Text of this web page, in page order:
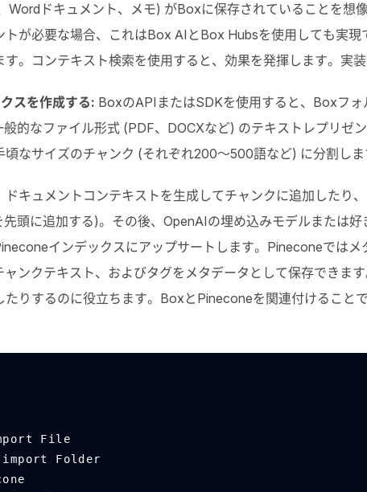
Word ドキュメント、メモ) がBoxに保存されていることを想
トが必要な場合、これはBox AI と Box Hubsを使用しても実現
。コンテキスト検索を使用すると、効果を発揮します。実装
スを作成する: BoxのAPI またはSDKを使用すると、 Boxフ
般的なファイル形式 (PDF、 DOCXなど) のテキストレプリゼ
なサイズのチャンク (それぞれ200〜500語など) に分割しま
ドキュメントコンテキストを生成してチャンクに追加したり
頭に追加する)。その後、 OpenAIの埋め込みモデルまたは
インデックスにアップサートします。 Pineconeではメ
ャンクテキスト、およびタグをメタデータとして保存できま
りするのに役立ちます。 Box と Pineconeを関連付けること
File
Folder